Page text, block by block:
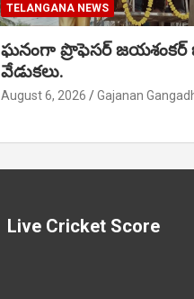
TELANGANA NEWS
ఘనంగా ప్రొఫెసర్
వేడుకలు.
August 6, 2026 Gajanan
Live Cricket Score